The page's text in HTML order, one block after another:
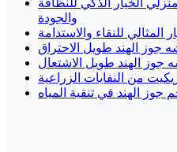
الخيار الذكي للنظافة
والجودة
المثالي للنقاء والاستدامة
جوز الهند طويل الاحتراق
الهند طويل الاشتعال
من النفايات الزراعية
جوز الهند في تنقية المياه